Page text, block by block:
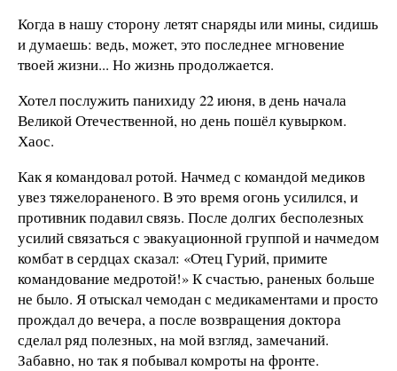
Когда в нашу сторону летят снаряды или мины, сидишь
и думаешь: ведь, может, это последнее мгновение
твоей жизни... Но жизнь продолжается.
Хотел послужить панихиду 22 июня, в день начала
Великой Отечественной, но день пошёл кувырком.
Хаос.
Как я командовал ротой. Начмед с командой медиков
увез тяжелораненого. В это время огонь усилился, и
противник подавил связь. После долгих бесполезных
усилий связаться с эвакуационной группой и начмедом
комбат в сердцах сказал: «Отец Гурий, примите
командование медротой!» К счастью, раненых больше
не было. Я отыскал чемодан с медикаментами и просто
прождал до вечера, а после возвращения доктора
сделал ряд полезных, на мой взгляд, замечаний.
Забавно, но так я побывал комроты на фронте.